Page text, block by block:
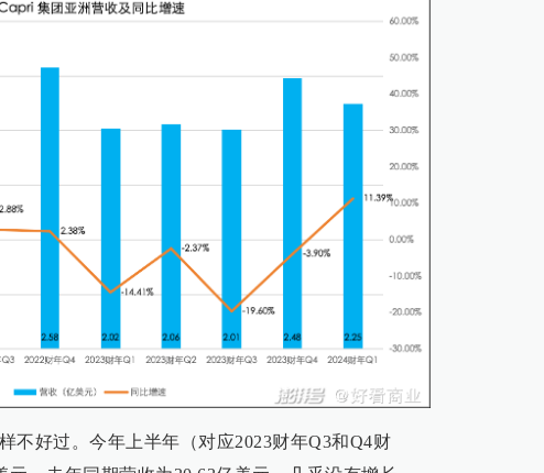
不好过。今年上半年（对应2023财年Q3和Q4财